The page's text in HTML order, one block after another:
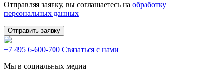
Отправляя заявку, вы соглашаетесь на обработку
персональных данных
Отправить заявку
+7 495 6-600-700 Связаться с нами
Мы в социальных медиа